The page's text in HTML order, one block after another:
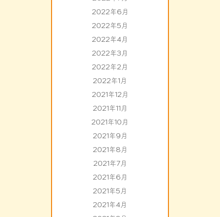
2022年6月
2022年5月
2022年4月
2022年3月
2022年2月
2022年1月
2021年12月
2021年11月
2021年10月
2021年9月
2021年8月
2021年7月
2021年6月
2021年5月
2021年4月